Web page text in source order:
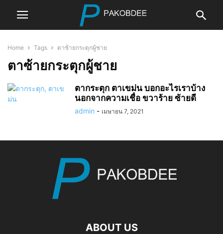
Home Tags ตาซ้ายกระตุกผู้ชาย
ตาซ้ายกระตุกผู้ชาย
ตากระตุก ตาเขม่น บอกอะไรเราบ้าง
นอกจากความเชื่อ ขวาร้าย ซ้ายดี
admin - เมษายน 7, 2021
ABOUT US